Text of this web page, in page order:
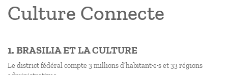
Culture Connecte
1. BRASILIA ET LA CULTURE
Le district fédéral compte 3 millions d’habitant·e·s et 33 régions